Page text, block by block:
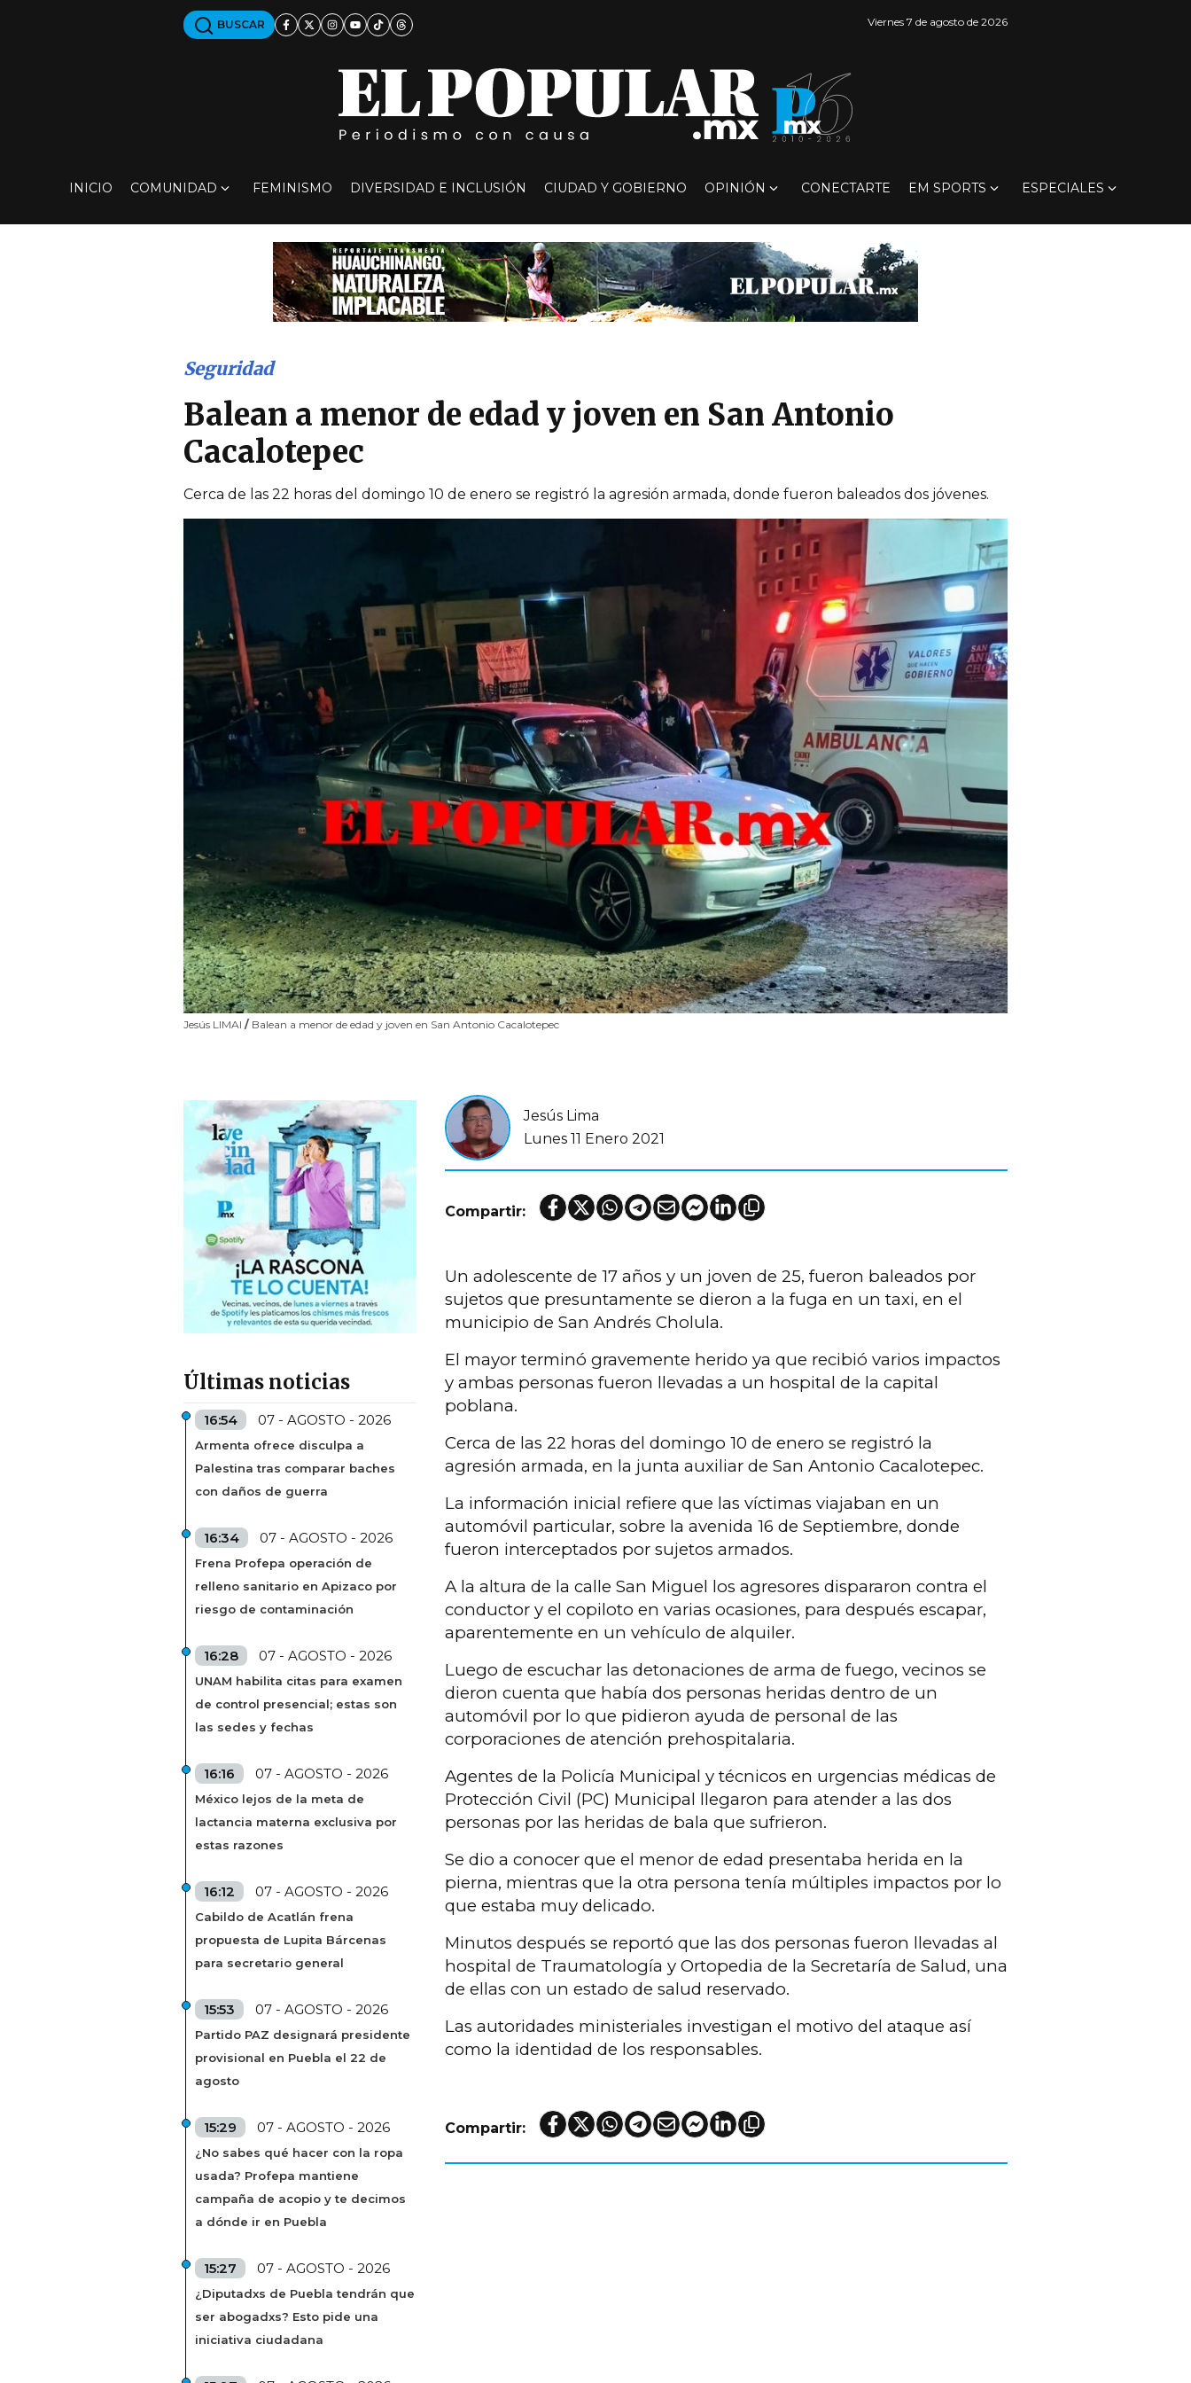
BUSCAR Viernes 7 de agosto de 2026
INICIO COMUNIDAD FEMINISMO DIVERSIDAD E INCLUSIÓN CIUDAD Y GOBIERNO OPINIÓN CONECTARTE EM SPORTS ESPECIALES
Jesús LIMAI / Balean a menor de edad y joven en San Antonio Cacalotepec
Seguridad
Balean a menor de edad y joven en San Antonio
Cacalotepec
Cerca de las 22 horas del domingo 10 de enero se registró la agresión armada, donde fueron baleados dos jóvenes.
Últimas noticias
16:54 07 - AGOSTO - 2026
Armenta ofrece disculpa a
Palestina tras comparar baches
con daños de guerra
16:34 07 - AGOSTO - 2026
Frena Profepa operación de
relleno sanitario en Apizaco por
riesgo de contaminación
16:28 07 - AGOSTO - 2026
UNAM habilita citas para examen
de control presencial; estas son
las sedes y fechas
16:16 07 - AGOSTO - 2026
México lejos de la meta de
lactancia materna exclusiva por
estas razones
16:12 07 - AGOSTO - 2026
Cabildo de Acatlán frena
propuesta de Lupita Bárcenas
para secretario general
15:53 07 - AGOSTO - 2026
Partido PAZ designará presidente
provisional en Puebla el 22 de
agosto
15:29 07 - AGOSTO - 2026
¿No sabes qué hacer con la ropa
usada? Profepa mantiene
campaña de acopio y te decimos
a dónde ir en Puebla
15:27 07 - AGOSTO - 2026
¿Diputadxs de Puebla tendrán que
ser abogadxs? Esto pide una
iniciativa ciudadana
Jesús Lima
Lunes 11 Enero 2021
Compartir:
Un adolescente de 17 años y un joven de 25, fueron baleados por
sujetos que presuntamente se dieron a la fuga en un taxi, en el
municipio de San Andrés Cholula.
El mayor terminó gravemente herido ya que recibió varios impactos
y ambas personas fueron llevadas a un hospital de la capital
poblana.
Cerca de las 22 horas del domingo 10 de enero se registró la
agresión armada, en la junta auxiliar de San Antonio Cacalotepec.
La información inicial refiere que las víctimas viajaban en un
automóvil particular, sobre la avenida 16 de Septiembre, donde
fueron interceptados por sujetos armados.
A la altura de la calle San Miguel los agresores dispararon contra el
conductor y el copiloto en varias ocasiones, para después escapar,
aparentemente en un vehículo de alquiler.
Luego de escuchar las detonaciones de arma de fuego, vecinos se
dieron cuenta que había dos personas heridas dentro de un
automóvil por lo que pidieron ayuda de personal de las
corporaciones de atención prehospitalaria.
Agentes de la Policía Municipal y técnicos en urgencias médicas de
Protección Civil (PC) Municipal llegaron para atender a las dos
personas por las heridas de bala que sufrieron.
Se dio a conocer que el menor de edad presentaba herida en la
pierna, mientras que la otra persona tenía múltiples impactos por lo
que estaba muy delicado.
Minutos después se reportó que las dos personas fueron llevadas al
hospital de Traumatología y Ortopedia de la Secretaría de Salud, una
de ellas con un estado de salud reservado.
Las autoridades ministeriales investigan el motivo del ataque así
como la identidad de los responsables.
Compartir: